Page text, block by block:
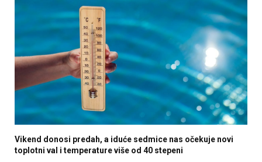
Vikend donosi predah, a iduće sedmice nas očekuje novi
toplotni val i temperature više od 40 stepeni